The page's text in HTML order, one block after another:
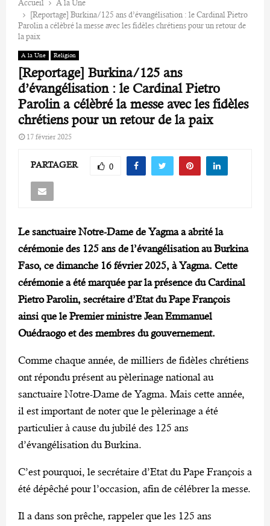
Accueil
A la Une
[Reportage] Burkina/125 ans d’évangélisation : le Cardinal Pietro
Parolin a célèbré la messe avec les fidèles chrétiens pour un retour de
la paix
A la Une Religion
[Reportage] Burkina/125 ans
d’évangélisation : le Cardinal Pietro
Parolin a célèbré la messe avec les fidèles
chrétiens pour un retour de la paix
17 février 2025
PARTAGER 0
Le sanctuaire Notre-Dame de Yagma a abrité la
cérémonie des 125 ans de l’évangélisation au Burkina
Faso, ce dimanche 16 février 2025, à Yagma. Cette
cérémonie a été marquée par la présence du Cardinal
Pietro Parolin, secrétaire d’Etat du Pape François
ainsi que le Premier ministre Jean Emmanuel
Ouédraogo et des membres du gouvernement.
Comme chaque année, de milliers de fidèles chrétiens
ont répondu présent au pèlerinage national au
sanctuaire Notre-Dame de Yagma. Mais cette année,
il est important de noter que le pèlerinage a été
particulier à cause du jubilé des 125 ans
d’évangélisation du Burkina.
C’est pourquoi, le secrétaire d’Etat du Pape François a
été dépêché pour l’occasion, afin de célébrer la messe.
Il a dans son prêche, rappeler que les 125 ans